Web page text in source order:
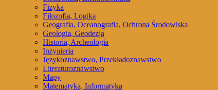
Fizyka
Filozofia, Logika
Geografia, Oceanografia, Ochrona Środowiska
Geologia, Geodezja
Historia, Archeologia
Inżynieria
Językoznawstwo, Przekładoznawstwo
Literaturoznawstwo
Mapy
Matematyka, Informatyka